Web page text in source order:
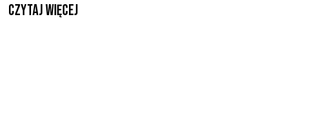
czytaj więcej